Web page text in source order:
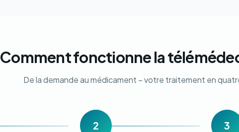
Comment fonctionne la
De la demande au médicament – votre traitement en
2 3